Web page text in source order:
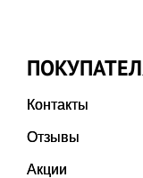
Контакты
Отзывы
Акции